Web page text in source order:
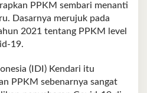
PPKM sembari menanti
Dasarnya merujuk pada
2021 tentang PPKM level
19.
(IDI) Kendari itu
PPKM sebenarnya sangat